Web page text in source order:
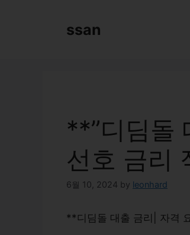
ssan
**”디딤돌
선호 금리
6월 10, 2024 by leonhard
**디딤돌 대출 금리| 자격